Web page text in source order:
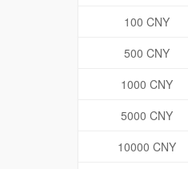
100 CNY
500 CNY
1000 CNY
5000 CNY
10000 CNY